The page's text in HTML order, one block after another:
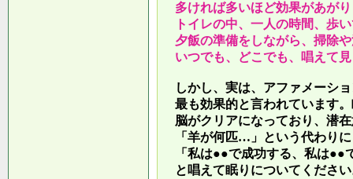
多ければ多いほど効果があが
トイレの中、一人の時間、歩
夕飯の準備をしながら、掃除
いつでも、どこでも、唱えて
しかし、実は、アファメーシ
最も効果的と言われています
脳がクリアになっており、潜
「羊が何匹…」という代わりに
「私は●●で成功する、私は●●
と唱えて眠りについてくださ